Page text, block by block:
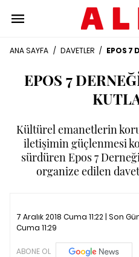
ANA SAYFA / DAVETLER / EPOS 7
EPOS 7
Kültürel emanetlerin
iletişimin güçlenmesi
sürdüren Epos 7
organize edilen
7 Aralık 2018 Cuma 11:22 | Son
Cuma 11:29
ABONE OL